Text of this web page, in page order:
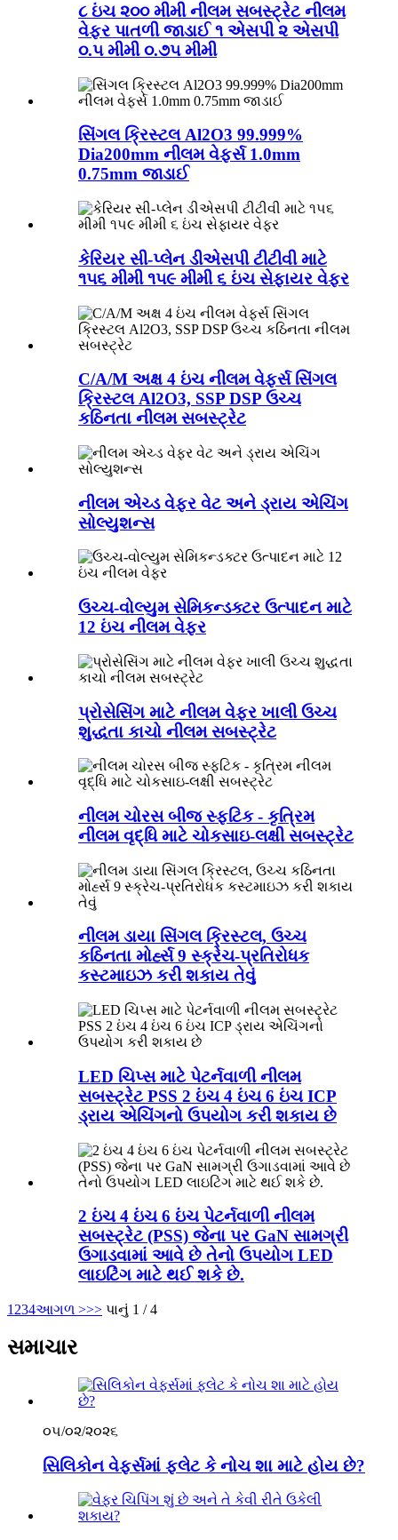
૮ ઇંચ ૨૦૦ મીમી નીલમ સબસ્ટ્રેટ નીલમ
વેફર પાતળી જાડાઈ ૧ એસપી ૨ એસપી
૦.૫ મીમી ૦.૭૫ મીમી
સિંગલ ક્રિસ્ટલ Al2O3 99.999%
Dia200mm નીલમ વેફર્સ 1.0mm
0.75mm જાડાઈ
કેરિયર સી-પ્લેન ડીએસપી ટીટીવી માટે
૧૫૬ મીમી ૧૫૯ મીમી ૬ ઇંચ સેફાયર વેફર
C/A/M અક્ષ 4 ઇંચ નીલમ વેફર્સ સિંગલ
ક્રિસ્ટલ Al2O3, SSP DSP ઉચ્ચ
કઠિનતા નીલમ સબસ્ટ્રેટ
નીલમ એચ્ડ વેફર વેટ અને ડ્રાય એચિંગ
સોલ્યુશન્સ
ઉચ્ચ-વોલ્યુમ સેમિકન્ડક્ટર ઉત્પાદન માટે
12 ઇંચ નીલમ વેફર
પ્રોસેસિંગ માટે નીલમ વેફર ખાલી ઉચ્ચ
શુદ્ધતા કાચો નીલમ સબસ્ટ્રેટ
નીલમ ચોરસ બીજ સ્ફટિક - કૃત્રિમ
નીલમ વૃદ્ધિ માટે ચોકસાઇ-લક્ષી સબસ્ટ્રેટ
નીલમ ડાયા સિંગલ ક્રિસ્ટલ, ઉચ્ચ
કઠિનતા મોર્હ્સ 9 સ્ક્રેચ-પ્રતિરોધક
કસ્ટમાઇઝ કરી શકાય તેવું
LED ચિપ્સ માટે પેટર્નવાળી નીલમ
સબસ્ટ્રેટ PSS 2 ઇંચ 4 ઇંચ 6 ઇંચ ICP
ડ્રાય એચિંગનો ઉપયોગ કરી શકાય છે
2 ઇંચ 4 ઇંચ 6 ઇંચ પેટર્નવાળી નીલમ
સબસ્ટ્રેટ (PSS) જેના પર GaN સામગ્રી
ઉગાડવામાં આવે છે તેનો ઉપયોગ LED
લાઇટિંગ માટે થઈ શકે છે.
1 234આગળ >>> પાનું 1 / 4
સમાચાર
૦૫/૦૨/૨૦૨૬
સિલિકોન વેફર્સમાં ફ્લેટ કે નોચ શા માટે હોય છે?